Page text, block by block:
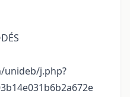
unideb/j.php?